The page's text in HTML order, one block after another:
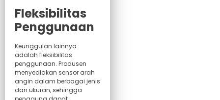
Fleksibilitas
Penggunaan
Keunggulan lainnya
adalah fleksibilitas
penggunaan. Produsen
menyediakan sensor arah
angin dalam berbagai jenis
dan ukuran, sehingga